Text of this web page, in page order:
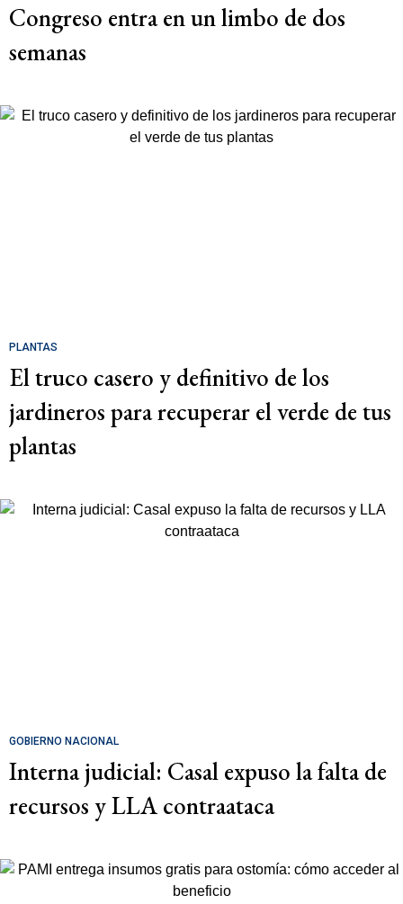
Congreso entra en un limbo de dos
semanas
PLANTAS
El truco casero y definitivo de los
jardineros para recuperar el verde de tus
plantas
GOBIERNO NACIONAL
Interna judicial: Casal expuso la falta de
recursos y LLA contraataca